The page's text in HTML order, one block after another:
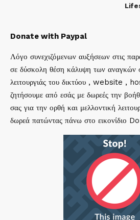
Donate with Paypal
Λόγο συνεχιζόμενων αυξήσεων στις
σε δύσκολη θέση κάλυψη των αναγκών
λειτουργιάς του δικτύου , website ,
ζητήσουμε από εσάς με δωρεές την
σας για την ορθή και μελλοντική
δωρεά πατώντας πάνω στο εικονίδιο